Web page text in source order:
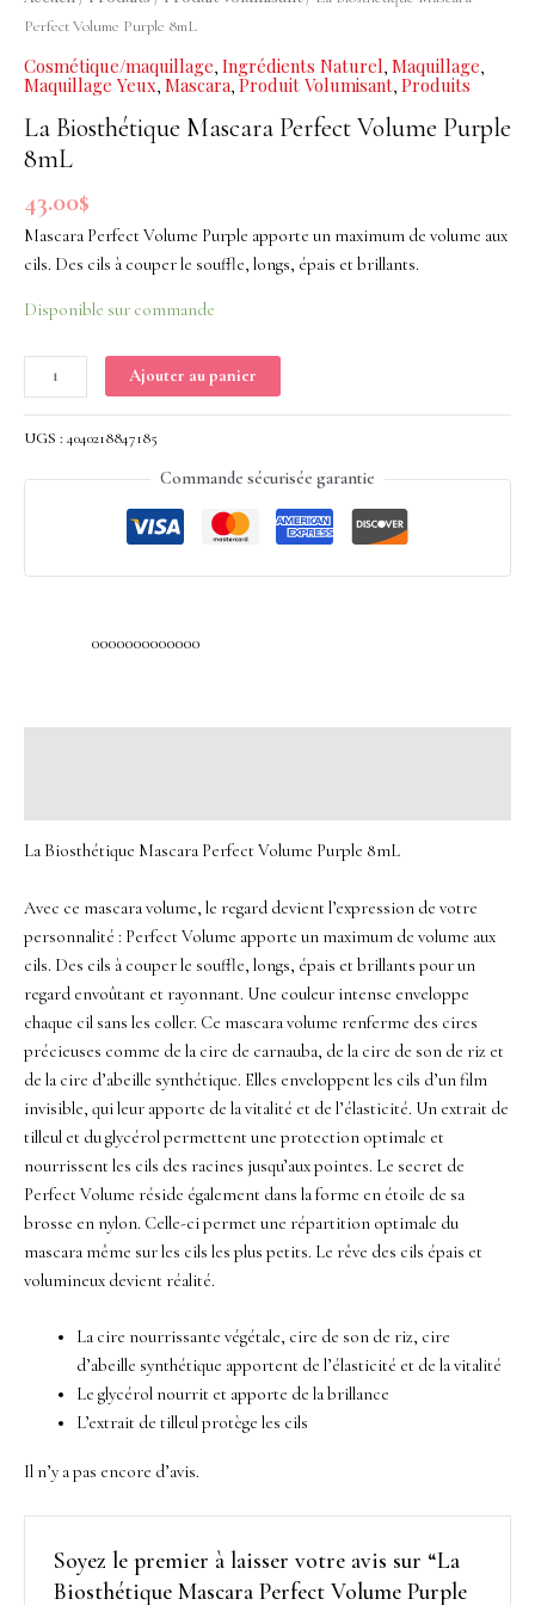
Perfect Volume Purple 8mL
Cosmétique/maquillage, Ingrédients Naturel, Maquillage,
Maquillage Yeux, Mascara, Produit Volumisant, Produits
La Biosthétique Mascara Perfect Volume Purple
8mL
43.00$
Mascara Perfect Volume Purple apporte un maximum de volume aux
cils. Des cils à couper le souffle, longs, épais et brillants.
Disponible sur commande
Perfect
Purple
8mL
Ajouter au panier
UGS : 4040218847185
Commande sécurisée garantie
0000000000000
La Biosthétique Mascara Perfect Volume Purple 8mL
Avec ce mascara volume, le regard devient l’expression de votre
personnalité : Perfect Volume apporte un maximum de volume aux
cils. Des cils à couper le souffle, longs, épais et brillants pour un
regard envoûtant et rayonnant. Une couleur intense enveloppe
chaque cil sans les coller. Ce mascara volume renferme des cires
précieuses comme de la cire de carnauba, de la cire de son de riz et
de la cire d’abeille synthétique. Elles enveloppent les cils d’un film
invisible, qui leur apporte de la vitalité et de l’élasticité. Un extrait de
tilleul et du glycérol permettent une protection optimale et
nourrissent les cils des racines jusqu’aux pointes. Le secret de
Perfect Volume réside également dans la forme en étoile de sa
brosse en nylon. Celle-ci permet une répartition optimale du
mascara même sur les cils les plus petits. Le rêve des cils épais et
volumineux devient réalité.
La cire nourrissante végétale, cire de son de riz, cire
d’abeille synthétique apportent de l’élasticité et de la vitalité
Le glycérol nourrit et apporte de la brillance
L’extrait de tilleul protège les cils
Il n’y a pas encore d’avis.
Soyez le premier à laisser votre avis sur “La
Biosthétique Mascara Perfect Volume Purple